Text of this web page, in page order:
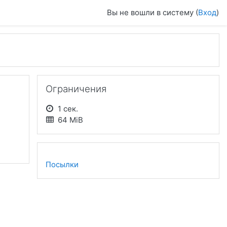
Вы не вошли в систему (Вход)
Ограничения
1 сек.
64 MiB
Посылки